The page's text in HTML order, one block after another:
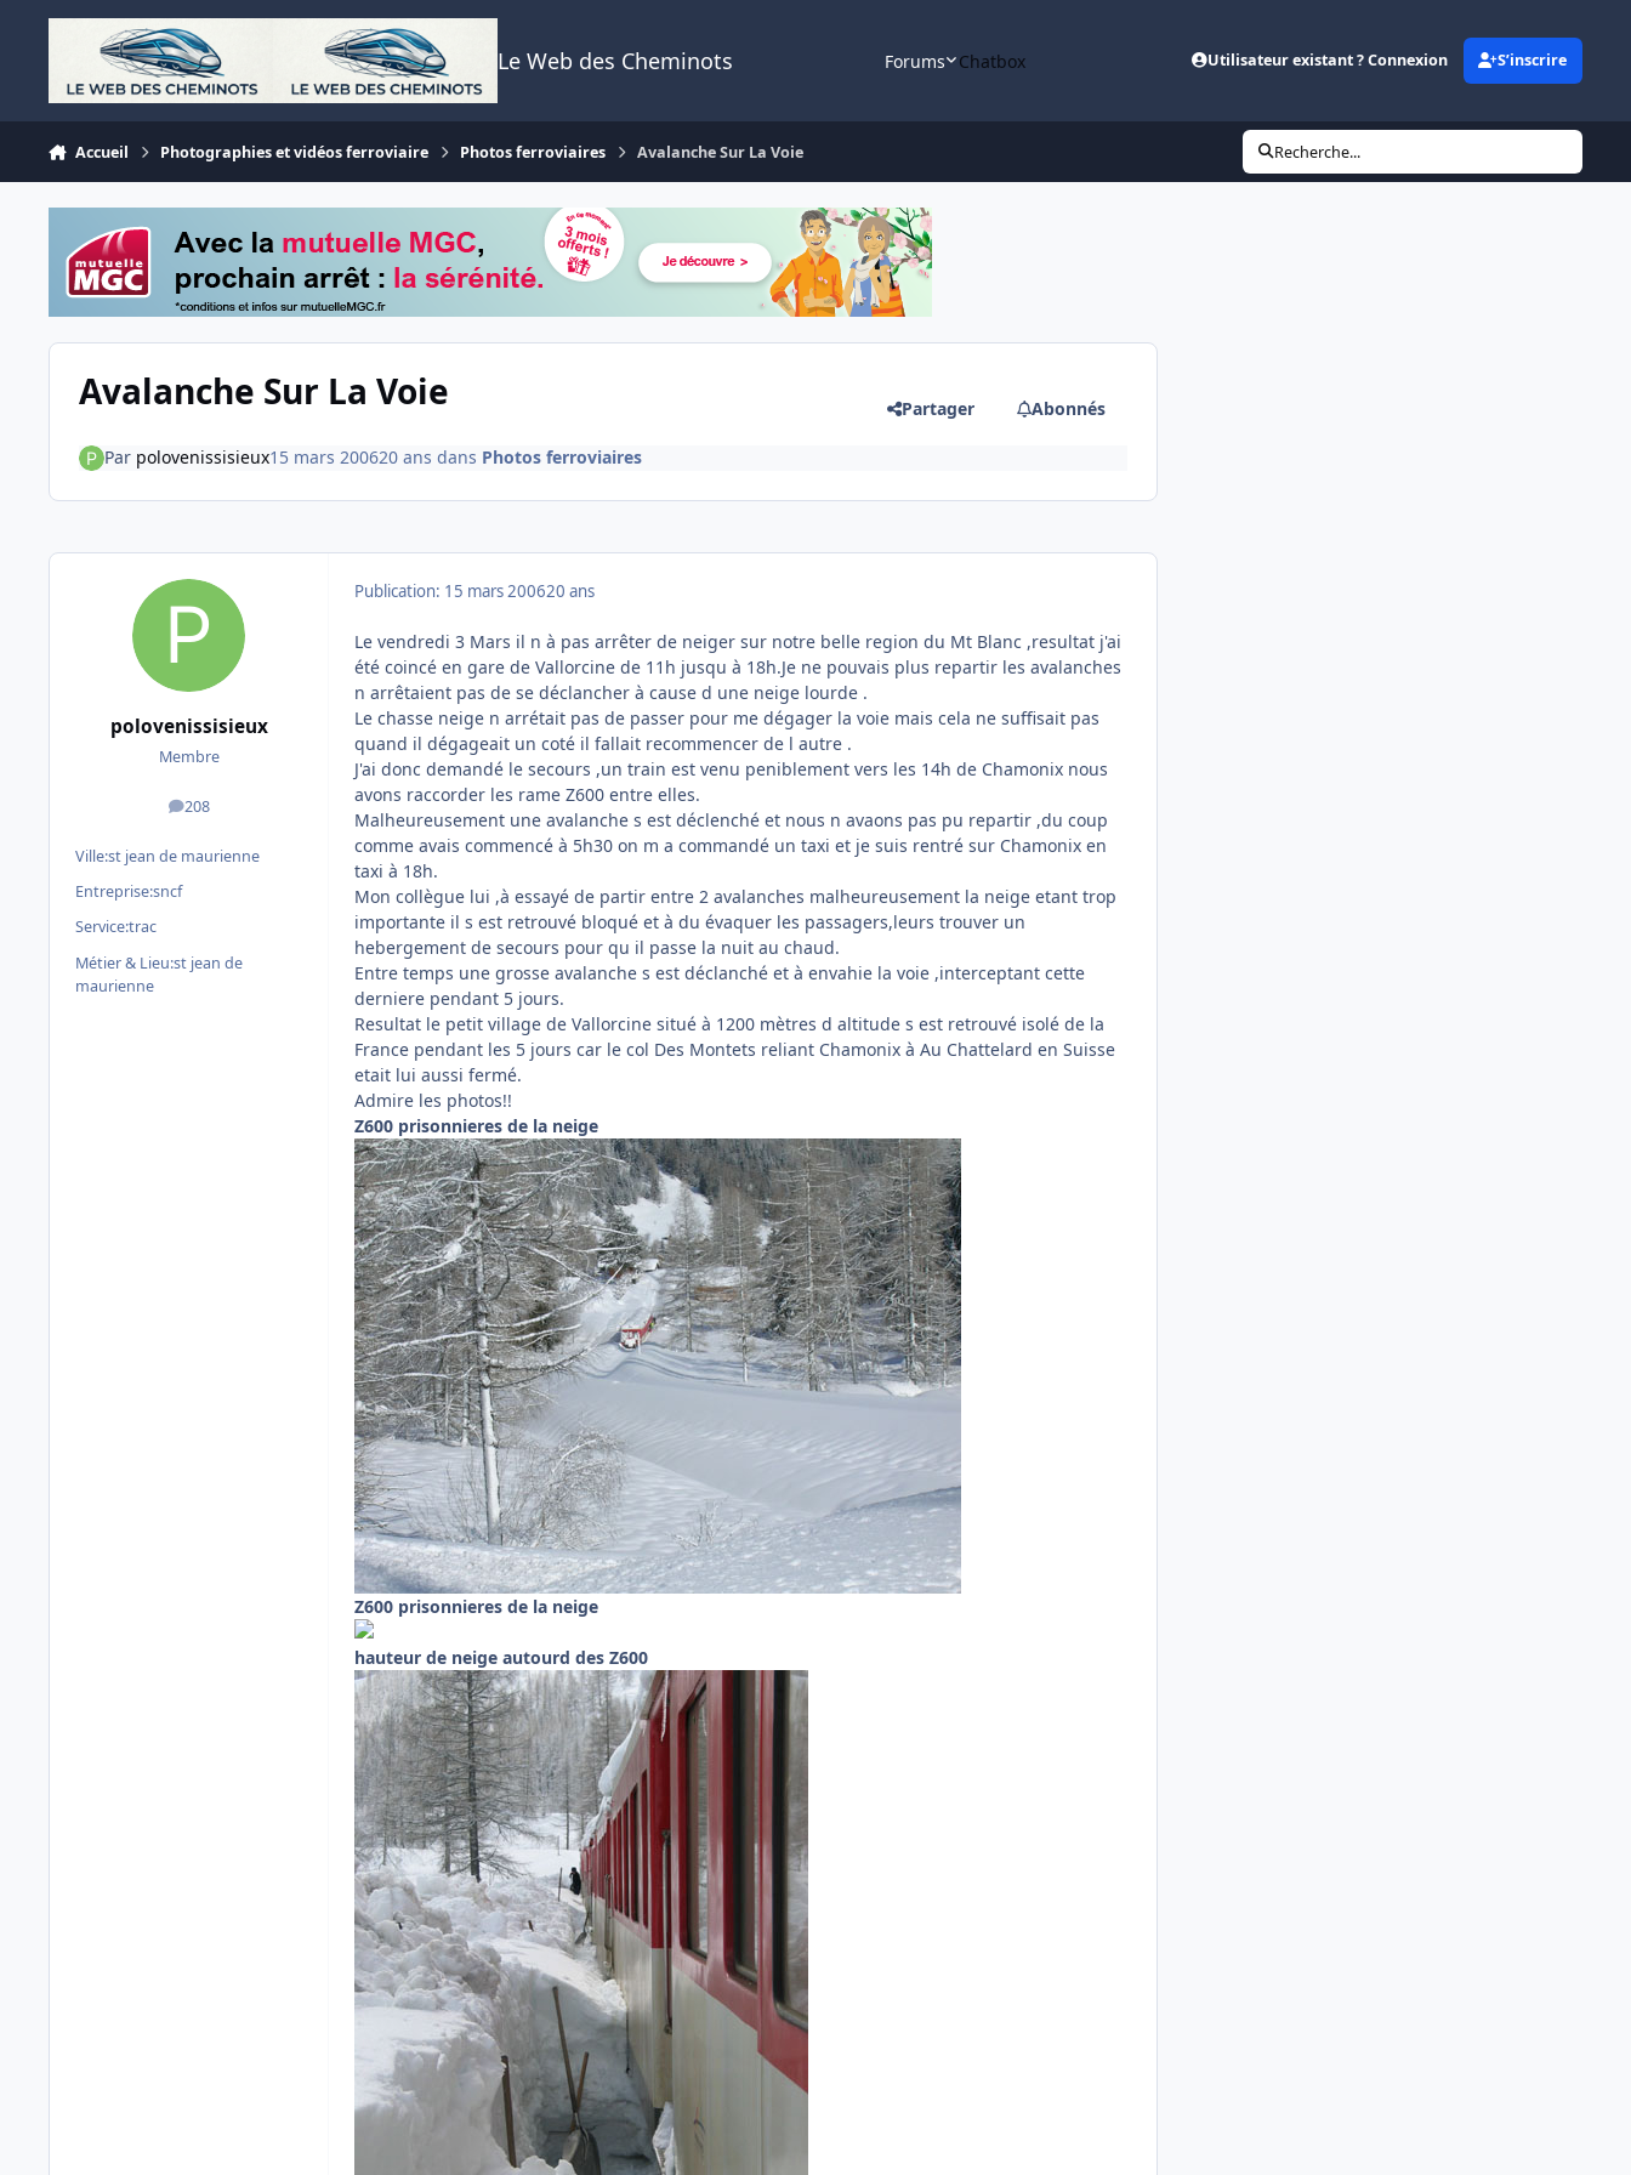
Aller au contenu
Le Web des Cheminots Forums Chatbox Utilisateur existant ? Connexion S’inscrire
Accueil Photographies et vidéos ferroviaire Photos ferroviaires Avalanche Sur La Voie Recherche...
Avalanche Sur La Voie Partager Abonnés
Par polovenissisieux15 mars 200620 ans dans Photos ferroviaires
polovenissisieux
Membre
208
messages
Ville:st jean de maurienne
Entreprise:sncf
Service:trac
Métier & Lieu:st jean de
maurienne
Publication: 15 mars 200620 ans
Le vendredi 3 Mars il n à pas arrêter de neiger sur notre belle region du Mt Blanc ,resultat j'ai
été coincé en gare de Vallorcine de 11h jusqu à 18h.Je ne pouvais plus repartir les avalanches
n arrêtaient pas de se déclancher à cause d une neige lourde .
Le chasse neige n arrétait pas de passer pour me dégager la voie mais cela ne suffisait pas
quand il dégageait un coté il fallait recommencer de l autre .
J'ai donc demandé le secours ,un train est venu peniblement vers les 14h de Chamonix nous
avons raccorder les rame Z600 entre elles.
Malheureusement une avalanche s est déclenché et nous n avaons pas pu repartir ,du coup
comme avais commencé à 5h30 on m a commandé un taxi et je suis rentré sur Chamonix en
taxi à 18h.
Mon collègue lui ,à essayé de partir entre 2 avalanches malheureusement la neige etant trop
importante il s est retrouvé bloqué et à du évaquer les passagers,leurs trouver un
hebergement de secours pour qu il passe la nuit au chaud.
Entre temps une grosse avalanche s est déclanché et à envahie la voie ,interceptant cette
derniere pendant 5 jours.
Resultat le petit village de Vallorcine situé à 1200 mètres d altitude s est retrouvé isolé de la
France pendant les 5 jours car le col Des Montets reliant Chamonix à Au Chattelard en Suisse
etait lui aussi fermé.
Admire les photos!!
Z600 prisonnieres de la neige
Z600 prisonnieres de la neige
hauteur de neige autourd des Z600